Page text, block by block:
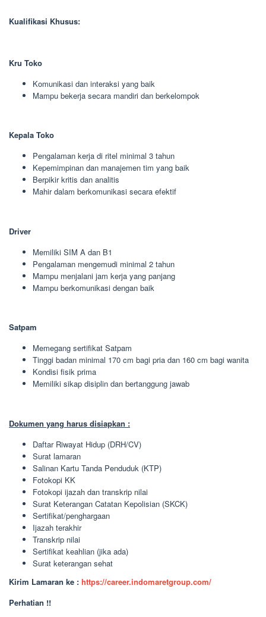
Kualifikasi Khusus:
Kru Toko
Komunikasi dan interaksi yang baik
Mampu bekerja secara mandiri dan berkelompok
Kepala Toko
Pengalaman kerja di ritel minimal 3 tahun
Kepemimpinan dan manajemen tim yang baik
Berpikir kritis dan analitis
Mahir dalam berkomunikasi secara efektif
Driver
Memiliki SIM A dan B1
Pengalaman mengemudi minimal 2 tahun
Mampu menjalani jam kerja yang panjang
Mampu berkomunikasi dengan baik
Satpam
Memegang sertifikat Satpam
Tinggi badan minimal 170 cm bagi pria dan 160 cm bagi wanita
Kondisi fisik prima
Memiliki sikap disiplin dan bertanggung jawab
Dokumen yang harus disiapkan :
Daftar Riwayat Hidup (DRH/CV)
Surat lamaran
Salinan Kartu Tanda Penduduk (KTP)
Fotokopi KK
Fotokopi ijazah dan transkrip nilai
Surat Keterangan Catatan Kepolisian (SKCK)
Sertifikat/penghargaan
Ijazah terakhir
Transkrip nilai
Sertifikat keahlian (jika ada)
Surat keterangan sehat
Kirim Lamaran ke : https://career.indomaretgroup.com/
Perhatian !!